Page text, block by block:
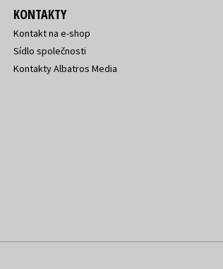
KONTAKTY
Kontakt na e-shop
Sídlo společnosti
Kontakty Albatros Media